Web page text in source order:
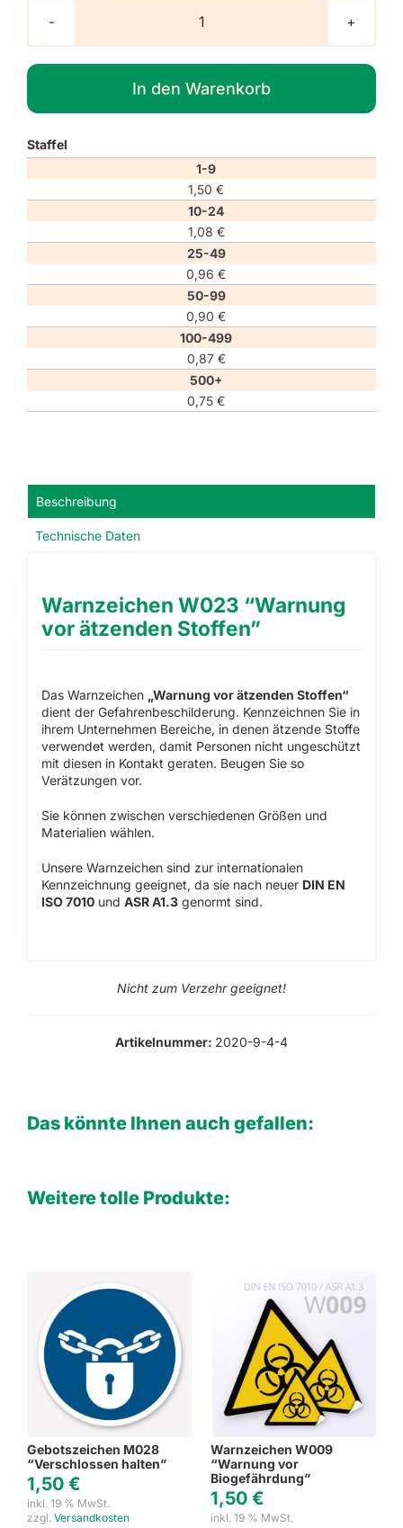
Warnzeichen
W023
"Warnung
vor
ätzenden
In den Warenkorb
Staffel
1-9
1,50 €
10-24
1,08 €
25-49
0,96 €
50-99
0,90 €
100-499
0,87 €
500+
0,75 €
Beschreibung
Technische Daten
Warnzeichen W023 “Warnung
vor ätzenden Stoffen”
Das Warnzeichen „Warnung vor ätzenden Stoffen“
dient der Gefahrenbeschilderung. Kennzeichnen Sie in
ihrem Unternehmen Bereiche, in denen ätzende Stoffe
verwendet werden, damit Personen nicht ungeschützt
mit diesen in Kontakt geraten. Beugen Sie so
Verätzungen vor.
Sie können zwischen verschiedenen Größen und
Materialien wählen.
Unsere Warnzeichen sind zur internationalen
Kennzeichnung geeignet, da sie nach neuer DIN EN
ISO 7010 undASR A1.3 genormt sind.
Nicht zum Verzehr geeignet!
Artikelnummer: 2020-9-4-4
Das könnte Ihnen auch gefallen:
Weitere tolle Produkte:
Gebotszeichen M028
“Verschlossen halten”
1,50 €
inkl. 19 % MwSt.
zzgl. Versandkosten
Warnzeichen W009
“Warnung vor
Biogefährdung”
1,50 €
inkl. 19 % MwSt.